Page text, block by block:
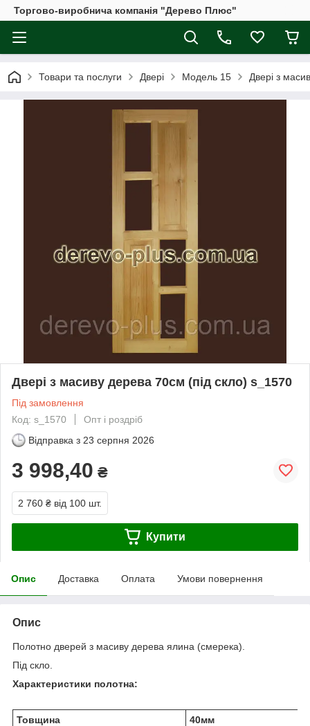
Торгово-виробнича компанія "Дерево Плюс"
Товари та послуги Двері Модель 15 Двері з
Двері з масиву дерева 70см (під скло) s_1570
Під замовлення
Код: s_1570
Опт і роздріб
Відправка з 23 серпня 2026
3 998,40 ₴
2 760 ₴ від 100 шт.
Купити
Опис Доставка Оплата Умови повернення
Опис
Полотно дверей з масиву дерева ялина (смерека).
Під скло.
Характеристики полотна:
Товщина
40мм